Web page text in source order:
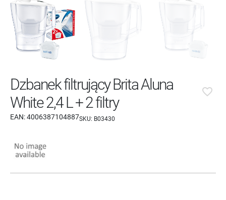
Dzbanek filtrujący Brita Aluna
White 2,4 L + 2 filtry
EAN:4006387104887SKU: B03430
favorite_border